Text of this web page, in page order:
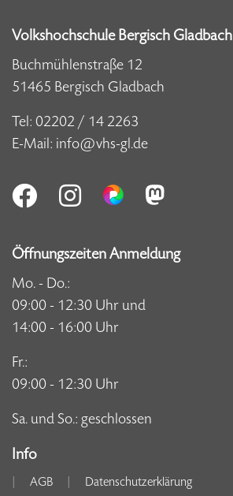
Volkshochschule Bergisch Gladbach
Buchmühlenstraße 12
51465 Bergisch Gladbach
Tel: 02202 / 14 2263
E-Mail: info@vhs-gl.de
Öffnungszeiten Anmeldung
Mo. - Do.:
09:00 - 12:30 Uhr und
14:00 - 16:00 Uhr
Fr.:
09:00 - 12:30 Uhr
Sa. und So.: geschlossen
Info
AGB Datenschutzerklärung